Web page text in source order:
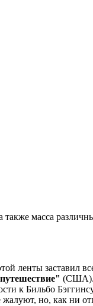
масса
ленты заставил
(США).
к Бильбо
но, как ни